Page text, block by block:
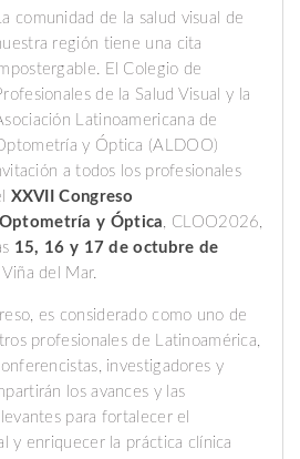
comunidad de la salud visual de
región tiene una cita
El Colegio de
de la Salud Visual y la
Latinoamericana de
y Óptica (ALDOO)
a todos los profesionales
XXVII Congreso
y Óptica, CLOO2026,
15, 16 y 17 de octubre de
del Mar.
es considerado como uno de
profesionales de Latinoamérica,
investigadores y
los avances y las
para fortalecer el
y enriquecer la práctica clínica